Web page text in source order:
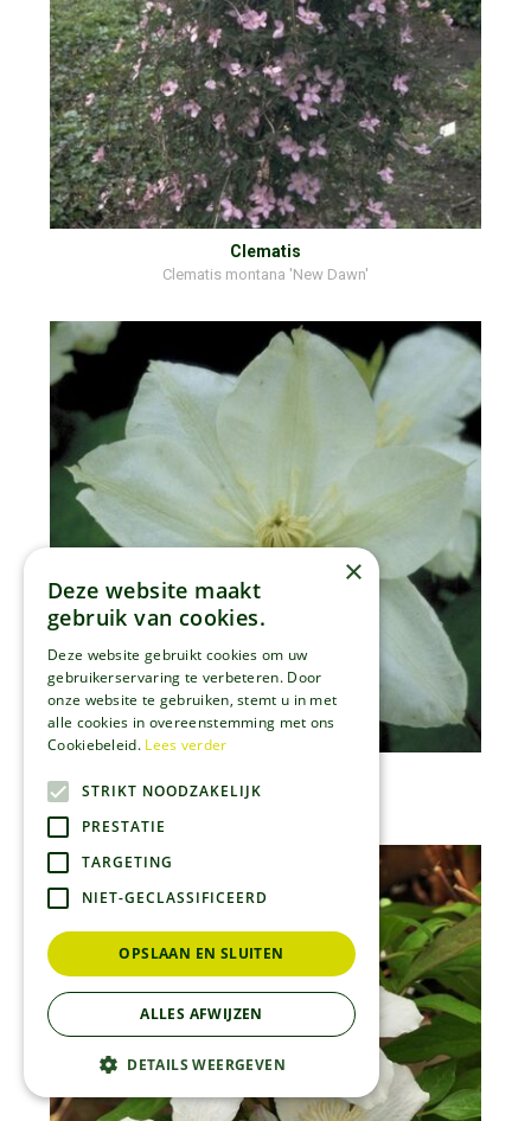
Clematis
Clematis montana 'New Dawn'
Clematis 'Guernsy Cream'
×
Deze website maakt
gebruik van cookies.
Deze website gebruikt cookies om uw
gebruikerservaring te verbeteren. Door
onze website te gebruiken, stemt u in met
alle cookies in overeenstemming met ons
Cookiebeleid. Lees verder
STRIKT NOODZAKELIJK
PRESTATIE
TARGETING
NIET-GECLASSIFICEERD
OPSLAAN EN SLUITEN
ALLES AFWIJZEN
DETAILS WEERGEVEN